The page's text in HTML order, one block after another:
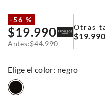
-56 %
$19.990
$44.990
Otras
$19.990
: negro